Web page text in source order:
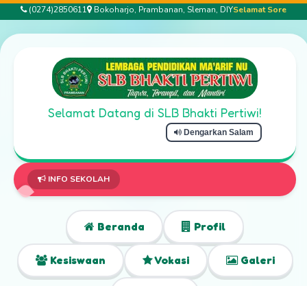
(0274)2850611 Bokoharjo, Prambanan, Sleman, DIYSelamat Sore
Selamat Datang di SLB Bhakti Pertiwi!
Dengarkan Salam
INFO SEKOLAH
Beranda Profil
Kesiswaan Vokasi Galeri